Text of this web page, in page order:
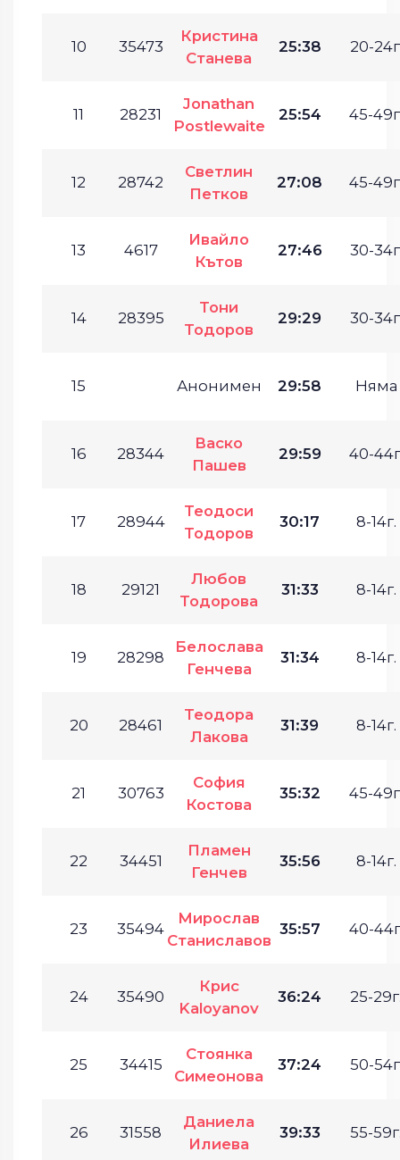
10 35473
Кристина
Станева
25:38 20-
11 28231
Jonathan
Postlewaite
25:54 45-
12 28742
Светлин
Петков
27:08 45-
13 4617
Ивайло
Кътов
27:46 30-
14 28395
Тони
Тодоров
29:29 30-
15 Анонимен 29:58 Няма
16 28344
Васко
Пашев
29:59 40-
17 28944
Теодоси
Тодоров
30:17 8-14г.
18 29121
Любов
Тодорова
31:33 8-14г.
19 28298
Белослава
Генчева
31:34 8-14г.
20 28461
Теодора
Лакова
31:39 8-14г.
21 30763
София
Костова
35:32 45-
22 34451
Пламен
Генчев
35:56 8-14г.
23 35494
Мирослав
Станиславов
35:57 40-
24 35490
Крис
Kaloyanov
36:24 25-
25 34415
Стоянка
Симеонова
37:24 50-
26 31558
Даниела
Илиева
39:33 55-